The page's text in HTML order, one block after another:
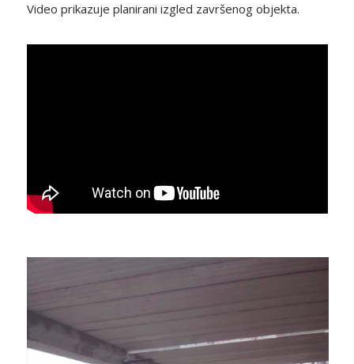
Video prikazuje planirani izgled završenog objekta.